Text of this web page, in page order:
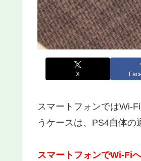
X
スマートフォンではWi-
うケースは、PS4自体の
スマートフォンでWi-Fi